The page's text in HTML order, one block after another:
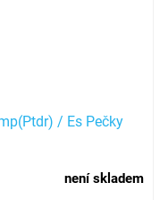
/ Es Pečky
není skladem